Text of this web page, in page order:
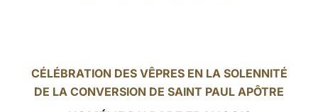
中文
CÉLÉBRATION DES VÊPRES EN LA SOLENNITÉ
DE LA CONVERSION DE SAINT PAUL APÔTRE